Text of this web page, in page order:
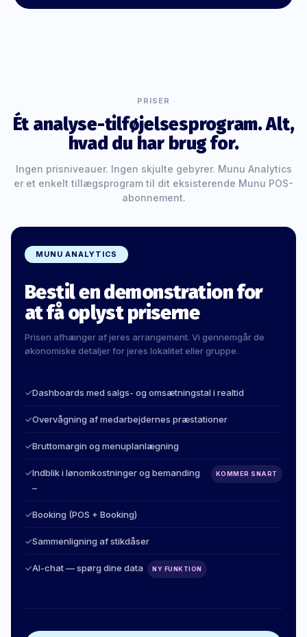
PRISER
Ét analyse-tilføjelsesprogram. Alt,
hvad du har brug for.
Ingen prisniveauer. Ingen skjulte gebyrer. Munu Analytics
er et enkelt tillægsprogram til dit eksisterende Munu POS-
abonnement.
MUNU ANALYTICS
Bestil en demonstration for
at få oplyst priserne
Prisen afhænger af jeres arrangement. Vi gennemgår de
økonomiske detaljer for jeres lokalitet eller gruppe.
✓Dashboards med salgs- og omsætningstal i realtid
✓Overvågning af medarbejdernes præstationer
✓Bruttomargin og menuplanlægning
✓Indblik i lønomkostninger og bemanding
–
KOMMER SNART
✓Booking (POS + Booking)
✓Sammenligning af stikdåser
✓AI-chat — spørg dine data NY FUNKTION